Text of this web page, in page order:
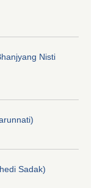
Nisti
Sadak)